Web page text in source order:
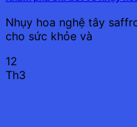
Nhụy hoa nghệ tây
cho sức khỏe và
12
Th3